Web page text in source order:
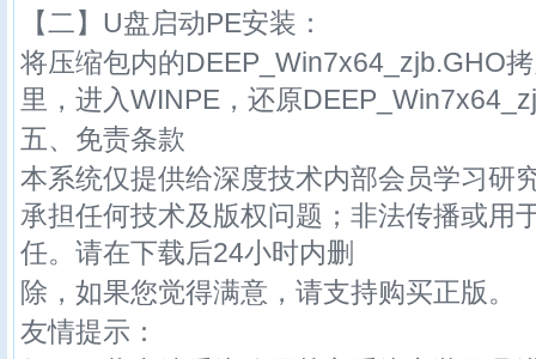
【二】U盘启动PE安装：
将压缩包内的DEEP_Win7x64_zjb.GHO
里，进入WINPE，还原
五、免责条款
本系统仅提供给深度技术内部会员学习研
承担任何技术及版权问题；非法传播或用
任。请在下载后24小时内删
除，如果您觉得满意，请支持购买正版。
友情提示：